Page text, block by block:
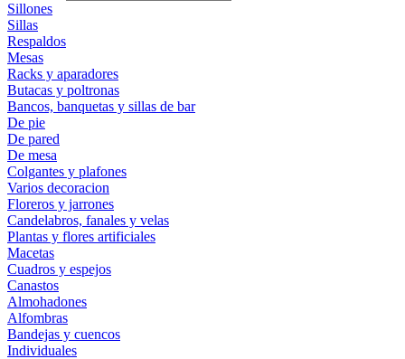
Sillones
Sillas
Respaldos
Mesas
Racks y aparadores
Butacas y poltronas
Bancos, banquetas y sillas de bar
De pie
De pared
De mesa
Colgantes y plafones
Varios decoracion
Floreros y jarrones
Candelabros, fanales y velas
Plantas y flores artificiales
Macetas
Cuadros y espejos
Canastos
Almohadones
Alfombras
Bandejas y cuencos
Individuales